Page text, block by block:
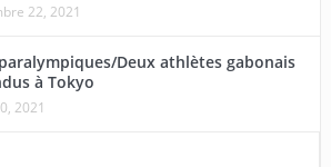
22, 2021
Deux athlètes gabonais
à Tokyo
2021